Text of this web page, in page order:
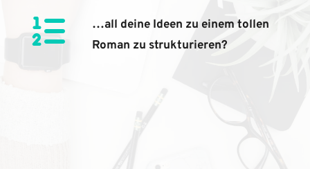
…all deine Ideen zu einem tollen
Roman zu strukturieren?